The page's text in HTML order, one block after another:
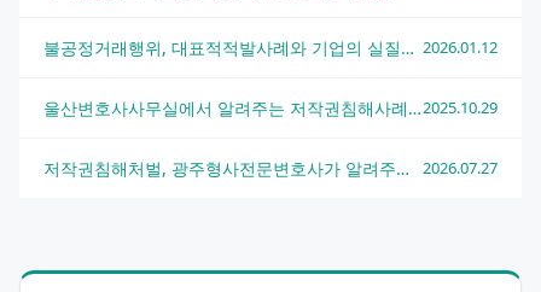
불공정거래행위, 대표적적발사례와 기업의 실질적 대응방안 2026.01.12
울산변호사사무실에서 알려주는 저작권침해사례 대처법2025.10.29
저작권침해처벌, 광주형사전문변호사가 알려주는 실전 대응 전략 2026.07.27